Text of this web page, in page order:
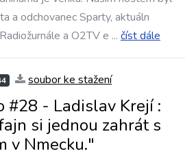
a odchovanec Sparty, aktuáln
a O2TV e ... číst dále
soubor ke stažení
#28 - Ladislav Krejí :
si jednou zahrát s
v Nmecku."